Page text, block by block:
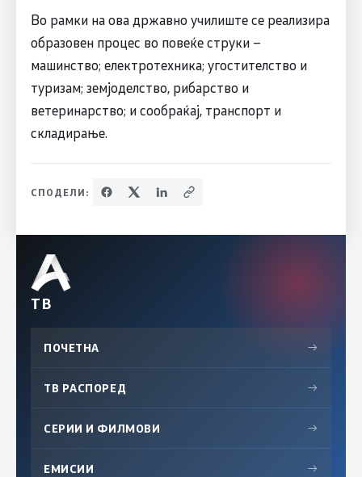
Во рамки на ова државно училиште се реализира
образовен процес во повеќе струки –
машинство; електротехника; угостителство и
туризам; земјоделство, рибарство и
ветеринарство; и сообраќај, транспорт и
складирање.
СПОДЕЛИ:
ТВ
ПОЧЕТНА →
ТВ РАСПОРЕД →
СЕРИИ И ФИЛМОВИ →
ЕМИСИИ →